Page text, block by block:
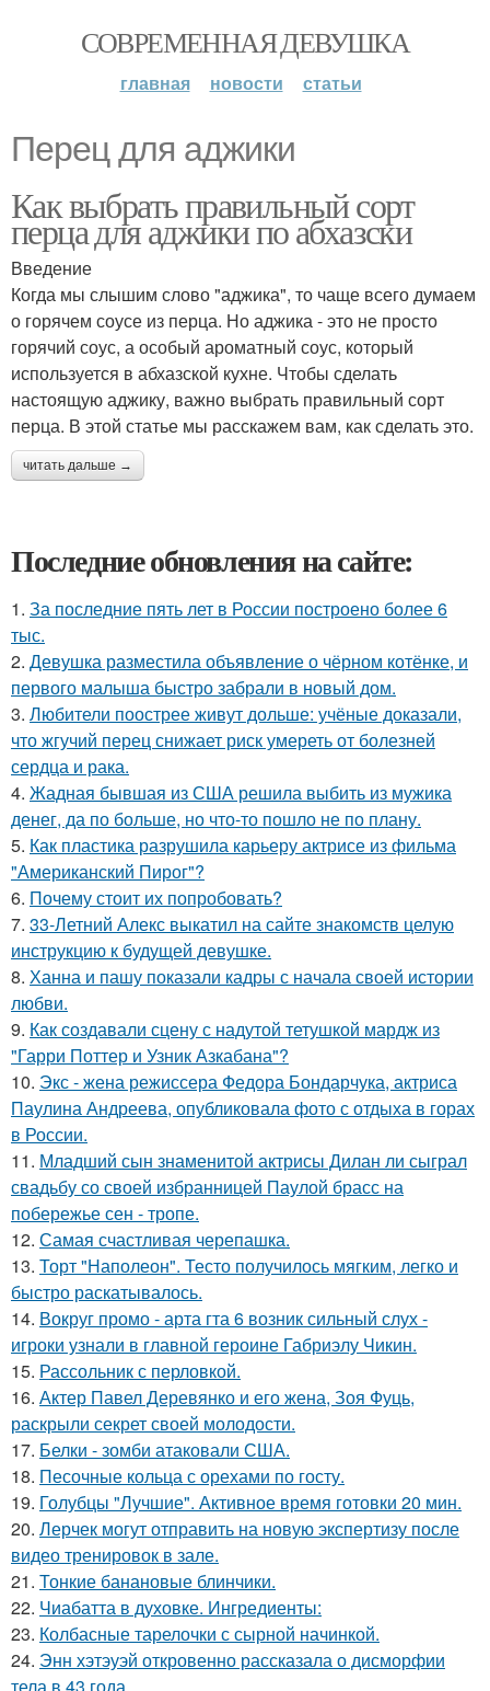
СОВРЕМЕННАЯ ДЕВУШКА
главная новости статьи
Перец для аджики
Как выбрать правильный сорт
перца для аджики по абхазски
Введение
Когда мы слышим слово "аджика", то чаще всего думаем
о горячем соусе из перца. Но аджика - это не просто
горячий соус, а особый ароматный соус, который
используется в абхазской кухне. Чтобы сделать
настоящую аджику, важно выбрать правильный сорт
перца. В этой статье мы расскажем вам, как сделать это.
читать дальше →
Последние обновления на сайте:
1. За последние пять лет в России построено более 6
тыс.
2. Девушка разместила объявление о чёрном котёнке, и
первого малыша быстро забрали в новый дом.
3. Любители поострее живут дольше: учёные доказали,
что жгучий перец снижает риск умереть от болезней
сердца и рака.
4. Жадная бывшая из США решила выбить из мужика
денег, да по больше, но что-то пошло не по плану.
5. Как пластика разрушила карьеру актрисе из фильма
"Американский Пирог"?
6. Почему стоит их попробовать?
7. 33-Летний Алекс выкатил на сайте знакомств целую
инструкцию к будущей девушке.
8. Ханна и пашу показали кадры с начала своей истории
любви.
9. Как создавали сцену с надутой тетушкой мардж из
"Гарри Поттер и Узник Азкабана"?
10. Экс - жена режиссера Федора Бондарчука, актриса
Паулина Андреева, опубликовала фото с отдыха в горах
в России.
11. Младший сын знаменитой актрисы Дилан ли сыграл
свадьбу со своей избранницей Паулой брасс на
побережье сен - тропе.
12. Самая счастливая черепашка.
13. Торт "Наполеон". Тесто получилось мягким, легко и
быстро раскатывалось.
14. Вокруг промо - арта гта 6 возник сильный слух -
игроки узнали в главной героине Габриэлу Чикин.
15. Рассольник с перловкой.
16. Актер Павел Деревянко и его жена, Зоя Фуць,
раскрыли секрет своей молодости.
17. Белки - зомби атаковали США.
18. Песочные кольца с орехами по госту.
19. Голубцы "Лучшие". Активное время готовки 20 мин.
20. Лерчек могут отправить на новую экспертизу после
видео тренировок в зале.
21. Тонкие банановые блинчики.
22. Чиабатта в духовке. Ингредиенты:
23. Колбасные тарелочки с сырной начинкой.
24. Энн хэтэуэй откровенно рассказала о дисморфии